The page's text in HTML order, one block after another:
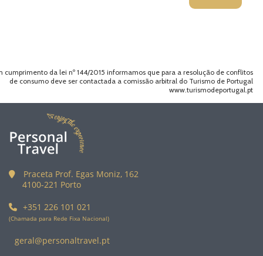
cumprimento da lei nº 144/2015 informamos que para a resolução de conflitos
de consumo deve ser contactada a comissão arbitral do Turismo de Portugal
www.turismodeportugal.pt
Praceta Prof. Egas Moniz, 162
4100-221 Porto
+351 226 101 021
(Chamada para Rede Fixa Nacional)
geral@personaltravel.pt